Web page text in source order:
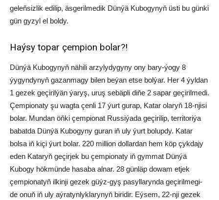
geleňsizlik edilip, äsgerilmedik Dünýä Kubogynyň üsti bu günki
gün gyzyl el boldy.
Haýsy topar çempion bolar?!
Dünýä Kubogynyň nähili arzylydygyny ony bary-ýogy 8
ýygyndynyň gazanmagy bilen beýan etse bolýar. Her 4 ýyldan
1 gezek geçirilýän ýaryş, uruş sebäpli diňe 2 sapar geçirilmedi.
Çempionaty şu wagta çenli 17 ýurt gurap, Katar olaryň 18-njisi
bolar. Mundan öňki çempionat Russiýada geçirilip, territoriýa
babatda Dünýä Kubogyny guran iň uly ýurt bolupdy. Katar
bolsa iň kiçi ýurt bolar. 220 million dollardan hem köp çykdajy
eden Kataryň geçirjek bu çempionaty iň gymmat Dünýä
Kubogy hökmünde hasaba alnar. 28 günläp dowam etjek
çempionatyň ilkinji gezek güýz-gyş pasyllarynda geçirilmegi-
de onuň iň uly aýratynlyklarynyň biridir. Eýsem, 22-nji gezek